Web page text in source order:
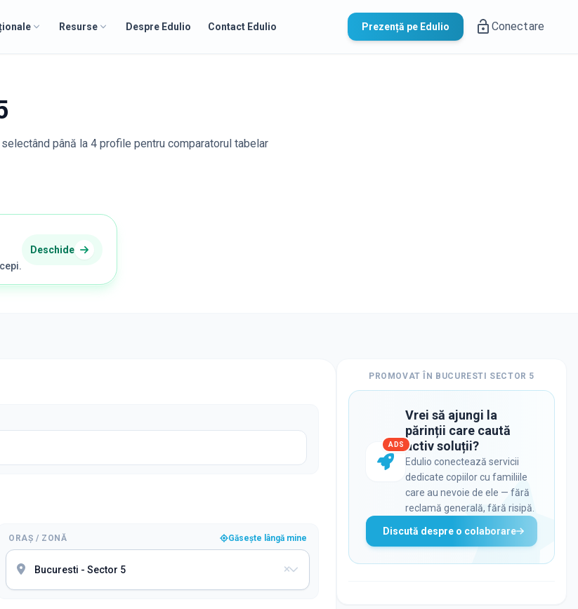
Resurse Despre Edulio Contact Edulio Prezență pe Edulio Conectare
până la 4 profile pentru comparatorul tabelar
Deschide
ORAȘ / ZONĂ Găsește lângă mine
PROMOVAT ÎN BUCURESTI SECTOR 5
ADS
Vrei să ajungi la
părinții care caută
activ soluții?
Edulio conectează servicii
dedicate copiilor cu familiile
care au nevoie de ele — fără
reclamă generală, fără risipă.
Discută despre o colaborare